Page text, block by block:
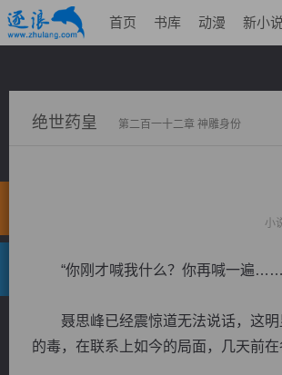
首页 书库 动漫 新小
绝世药皇 第二百一十二章 神雕身份
小
“你刚才喊我什么？你再喊一遍……”
聂思峰已经震惊道无法说话，这明
的毒，在联系上如今的局面，几天前